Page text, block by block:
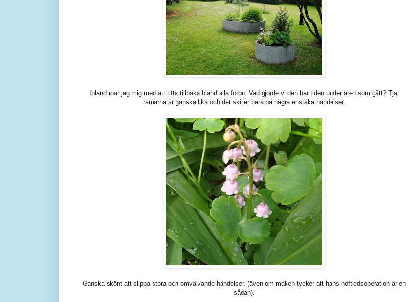
Ibland roar jag mig med att titta tillbaka bland alla foton. Vad gjorde vi den här tiden under åren som gått? Tja,
ramarna är ganska lika och det skiljer bara på några enstaka händelser.
Ganska skönt att slippa stora och omvälvande händelser. (även om maken tycker att hans höftledsoperation är en
sådan).